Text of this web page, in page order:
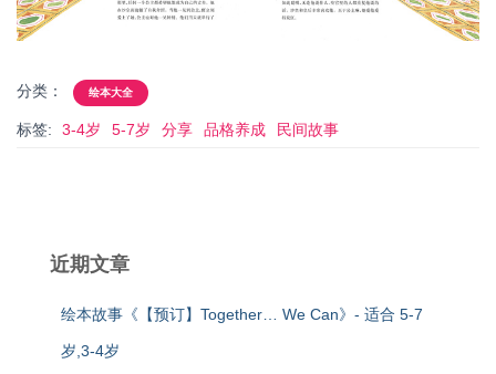
分类： 绘本大全
标签: 3-4岁 5-7岁 分享 品格养成 民间故事
近期文章
绘本故事《【预订】Together… We Can》- 适合 5-7
岁,3-4岁